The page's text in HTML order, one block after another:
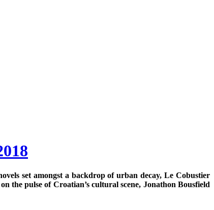
set amongst a backdrop of urban decay, Le Cobustier
the pulse of Croatian’s cultural scene, Jonathon Bousfield